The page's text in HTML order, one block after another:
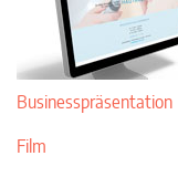
Businesspräsentation
Film